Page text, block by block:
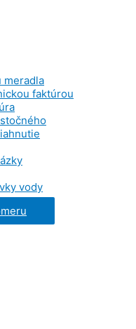
meradla
faktúrou
vody